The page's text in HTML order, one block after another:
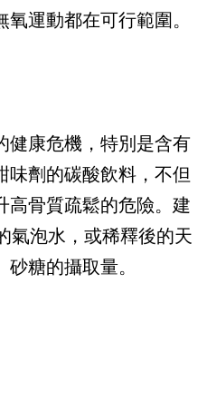
運動都在可行範圍。
健康危機，特別是含有
味劑的碳酸飲料，不但
高骨質疏鬆的危險。建
氣泡水，或稀釋後的天
糖的攝取量。